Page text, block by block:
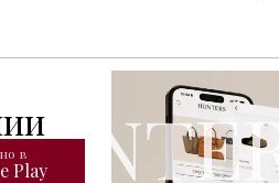
доступ к расширенному
в
Play